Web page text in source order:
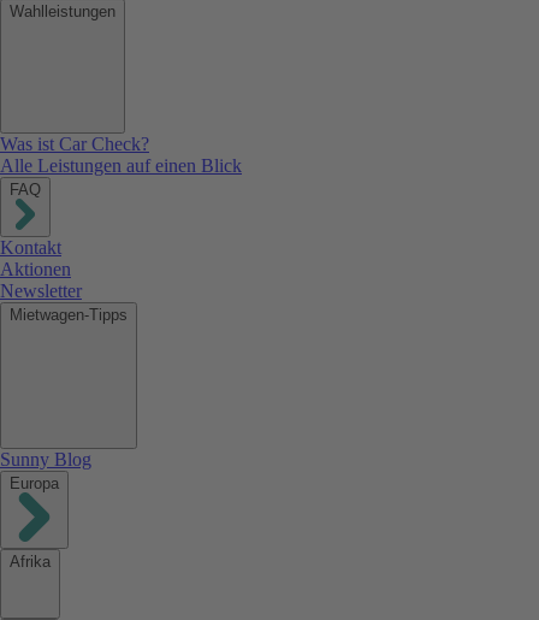
Wahlleistungen
Was ist Car Check?
Alle Leistungen auf einen Blick
FAQ
Kontakt
Aktionen
Newsletter
Mietwagen-Tipps
Sunny Blog
Europa
Afrika